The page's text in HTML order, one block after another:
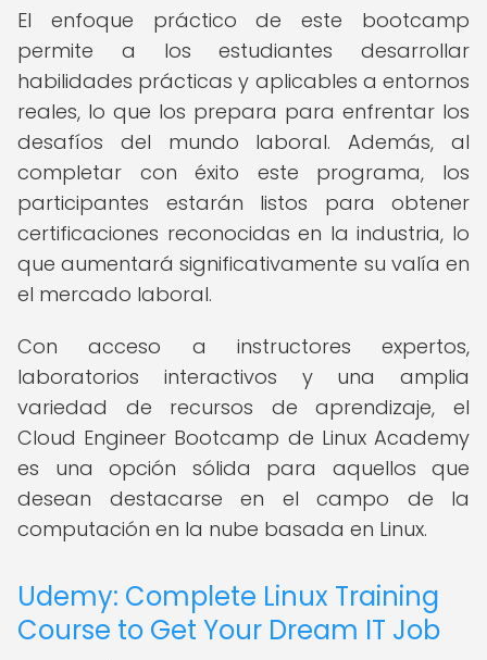
El enfoque práctico de este bootcamp
permite a los estudiantes desarrollar
habilidades prácticas y aplicables a entornos
reales, lo que los prepara para enfrentar los
desafíos del mundo laboral. Además, al
completar con éxito este programa, los
participantes estarán listos para obtener
certificaciones reconocidas en la industria, lo
que aumentará significativamente su valía en
el mercado laboral.
Con acceso a instructores expertos,
laboratorios interactivos y una amplia
variedad de recursos de aprendizaje, el
Cloud Engineer Bootcamp de Linux Academy
es una opción sólida para aquellos que
desean destacarse en el campo de la
computación en la nube basada en Linux.
Udemy: Complete Linux Training
Course to Get Your Dream IT Job